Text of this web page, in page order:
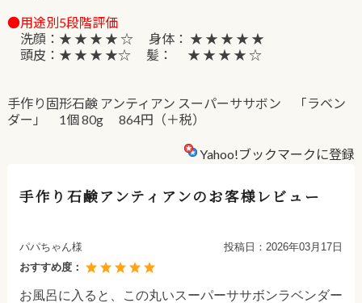
●用途別5段階評価
洗顔：★ ★ ★ ★ ☆ 身体： ★ ★ ★ ★ ★
頭皮：★ ★ ★ ★☆ 髪： ★ ★ ★ ★ ☆
手作り固形石鹸 アンティアン スーパーササボン 「ラベン
ダー」 1個 80g 864円（＋税）
Yahoo!ブックマークに登録
手作り石鹸アンティアンのお客様レビュー
パパちゃん様 投稿日： 2026年03月17日
おすすめ度：
お風呂に入ると、この丸いスーパーササボンラベンダー